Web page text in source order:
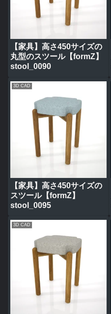
【家具】高さ450サイズの
丸型のスツール【formZ】
stool_0090
3D CAD
【家具】高さ450サイズの
スツール【formZ】
stool_0095
3D CAD